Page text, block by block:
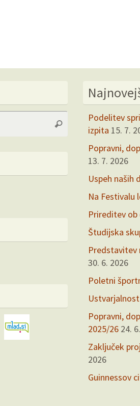
Search
Search
Podelitev
izpita 15. 7.
Popravni,
13. 7. 2026
Uspeh naših
Na Festivalu
Prireditev ob
Študijska
Predstavitev
30. 6. 2026
Poletni
Popravni,
2025/26 24.
Zaključek
2026
Guinnessov